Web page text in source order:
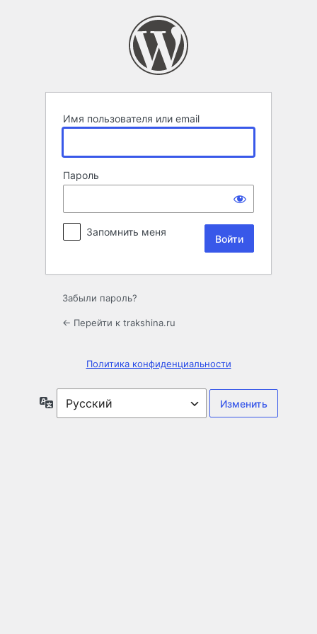
Имя пользователя или email
Пароль
Запомнить меня
Забыли пароль?
← Перейти к trakshina.ru
Политика конфиденциальности
Язык